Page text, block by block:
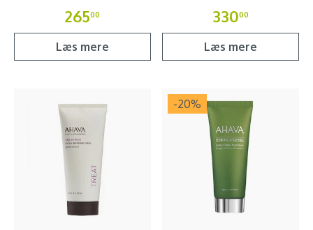
26500
Læs mere
33000
Læs mere
-20%